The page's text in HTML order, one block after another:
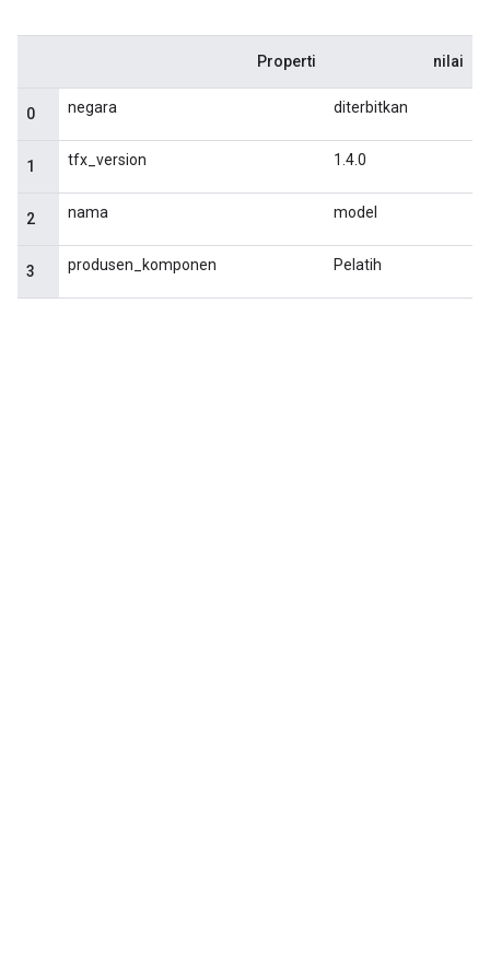
Properti nilai
0 negara diterbitkan
1 tfx_version 1.4.0
2 nama model
3 produsen_komponen Pelatih